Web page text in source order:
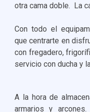
otra cama doble. La
Con todo el
que centrarte en
con fregadero,
servicio con ducha y
A la hora de
armarios y